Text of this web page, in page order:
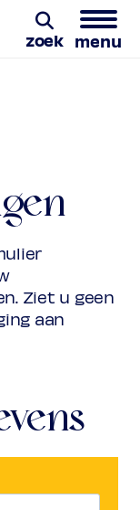
zoek menu
Ziet u geen
aan